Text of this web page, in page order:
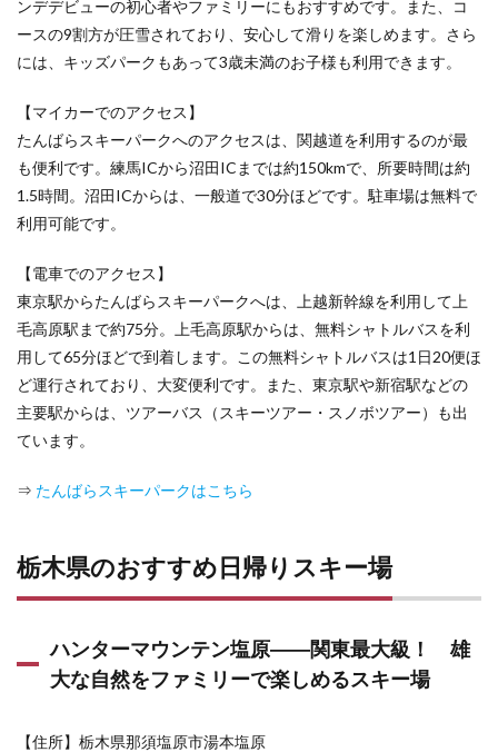
ンデデビューの初心者やファミリーにもおすすめです。また、コ
ースの9割方が圧雪されており、安心して滑りを楽しめます。さら
には、キッズパークもあって3歳未満のお子様も利用できます。
【マイカーでのアクセス】
たんばらスキーパークへのアクセスは、関越道を利用するのが最
も便利です。練馬ICから沼田ICまでは約150kmで、所要時間は約
1.5時間。沼田ICからは、一般道で30分ほどです。駐車場は無料で
利用可能です。
【電車でのアクセス】
東京駅からたんばらスキーパークへは、上越新幹線を利用して上
毛高原駅まで約75分。上毛高原駅からは、無料シャトルバスを利
用して65分ほどで到着します。この無料シャトルバスは1日20便ほ
ど運行されており、大変便利です。また、東京駅や新宿駅などの
主要駅からは、ツアーバス（スキーツアー・スノボツアー）も出
ています。
⇒ たんばらスキーパークはこちら
栃木県のおすすめ日帰りスキー場
ハンターマウンテン塩原――関東最大級！ 雄
大な自然をファミリーで楽しめるスキー場
【住所】栃木県那須塩原市湯本塩原